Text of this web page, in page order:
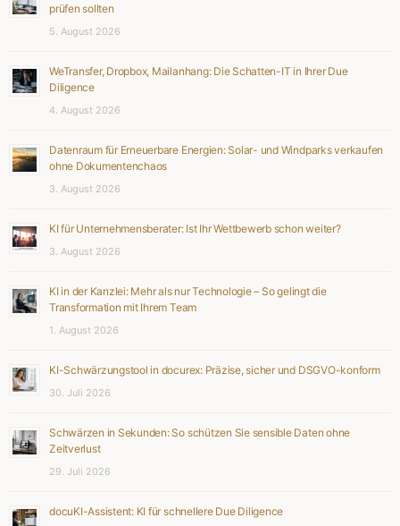
prüfen sollten
5. August 2026
WeTransfer, Dropbox, Mailanhang: Die Schatten-IT in Ihrer Due
Diligence
4. August 2026
Datenraum für Erneuerbare Energien: Solar- und Windparks verkaufen
ohne Dokumentenchaos
3. August 2026
KI für Unternehmensberater: Ist Ihr Wettbewerb schon weiter?
3. August 2026
KI in der Kanzlei: Mehr als nur Technologie – So gelingt die
Transformation mit Ihrem Team
1. August 2026
KI-Schwärzungstool in docurex: Präzise, sicher und DSGVO-konform
30. Juli 2026
Schwärzen in Sekunden: So schützen Sie sensible Daten ohne
Zeitverlust
29. Juli 2026
docuKI-Assistent: KI für schnellere Due Diligence